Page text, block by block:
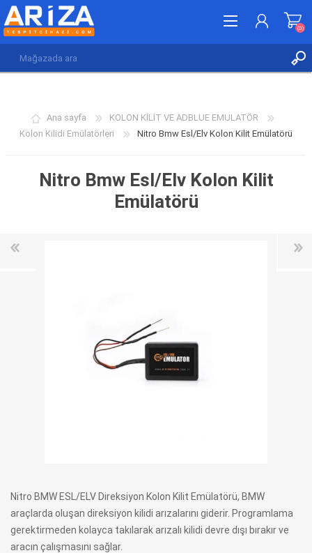
İSTEK LISTESI (0)
(0)
Ana sayfa
KOLON KİLİT VE ADBLUE EMULATÖR
Kolon Kilidi Emülatörleri
Nitro Bmw Esl/Elv Kolon Kilit Emülatörü
Nitro Bmw Esl/Elv Kolon Kilit
Emülatörü
Nitro BMW ESL/ELV Direksiyon Kolon Kilit Emülatörü, BMW
araçlarda oluşan direksiyon kilidi arızalarını giderir. Programlama
gerektirmeden kolayca takılarak arızalı kilidi devre dışı bırakır ve
aracın çalışmasını sağlar.